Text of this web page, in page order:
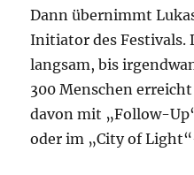
Dann übernimmt
Initiator des Festivals.
langsam, bis
300 Menschen
davon mit „Follow-
oder im „City of